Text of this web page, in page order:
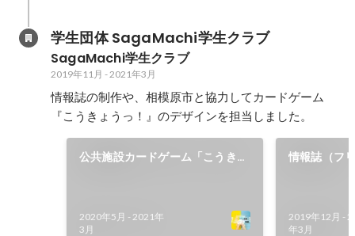
学生団体 SagaMachi学生クラブ
SagaMachi学生クラブ
2019年11月 -2021年3月
情報誌の制作や、相模原市と協力してカードゲーム
『こうきょうっ！』のデザインを担当しました。
公共施設カードゲーム「こうきょ
2020年5月 -2021年
3月
情報誌（フ
2019年12月 -
年3月